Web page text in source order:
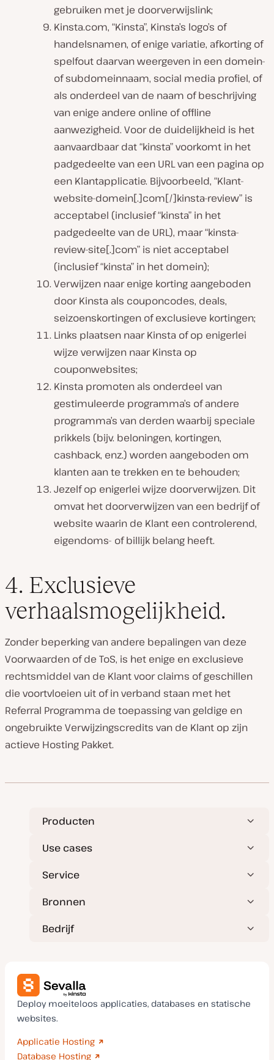
gebruiken met je doorverwijslink;
Kinsta.com, “Kinsta”, Kinsta’s logo’s of
handelsnamen, of enige variatie, afkorting of
spelfout daarvan weergeven in een domein-
of subdomeinnaam, social media profiel, of
als onderdeel van de naam of beschrijving
van enige andere online of offline
aanwezigheid. Voor de duidelijkheid is het
aanvaardbaar dat “kinsta” voorkomt in het
padgedeelte van een URL van een pagina op
een Klantapplicatie. Bijvoorbeeld, “Klant-
website-domein[.]com[/]kinsta-review” is
acceptabel (inclusief “kinsta” in het
padgedeelte van de URL), maar “kinsta-
review-site[.]com” is niet acceptabel
(inclusief “kinsta” in het domein);
Verwijzen naar enige korting aangeboden
door Kinsta als couponcodes, deals,
seizoenskortingen of exclusieve kortingen;
Links plaatsen naar Kinsta of op enigerlei
wijze verwijzen naar Kinsta op
couponwebsites;
Kinsta promoten als onderdeel van
gestimuleerde programma’s of andere
programma’s van derden waarbij speciale
prikkels (bijv. beloningen, kortingen,
cashback, enz.) worden aangeboden om
klanten aan te trekken en te behouden;
Jezelf op enigerlei wijze doorverwijzen. Dit
omvat het doorverwijzen van een bedrijf of
website waarin de Klant een controlerend,
eigendoms- of billijk belang heeft.
4. Exclusieve
verhaalsmogelijkheid.
Zonder beperking van andere bepalingen van deze
Voorwaarden of de ToS, is het enige en exclusieve
rechtsmiddel van de Klant voor claims of geschillen
die voortvloeien uit of in verband staan met het
Referral Programma de toepassing van geldige en
ongebruikte Verwijzingscredits van de Klant op zijn
actieve Hosting Pakket.
Producten
Use cases
Service
Bronnen
Bedrijf
Deploy moeiteloos applicaties, databases en statische
websites.
Applicatie Hosting
Database Hosting